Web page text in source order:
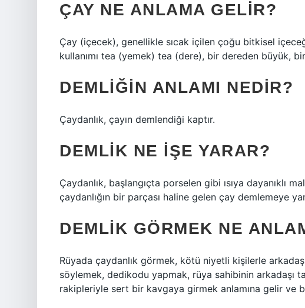
ÇAY NE ANLAMA GELIR?
Çay (içecek), genellikle sıcak içilen çoğu bitkisel
kullanımı tea (yemek) tea (dere), bir dereden büyük,
DEMLIĞIN ANLAMI NEDIR?
Çaydanlık, çayın demlendiği kaptır.
DEMLIK NE IŞE YARAR?
Çaydanlık, başlangıçta porselen gibi ısıya dayanıklı
çaydanlığın bir parçası haline gelen çay demlemeye
DEMLIK GÖRMEK NE
Rüyada çaydanlık görmek, kötü niyetli kişilerle
söylemek, dedikodu yapmak, rüya sahibinin arkadaşı
rakipleriyle sert bir kavgaya girmek anlamına gelir ve